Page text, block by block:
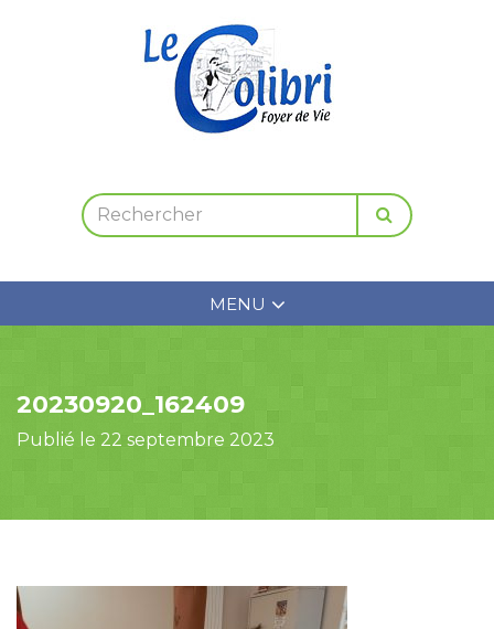
MENU
20230920_162409
Publié le 22 septembre 2023